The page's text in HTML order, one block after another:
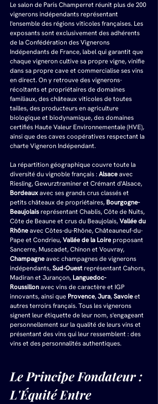
Le salon de Paris Champerret réunit plus de 200
vignerons indépendants représentant
l'ensemble des régions viticoles françaises. Les
exposants sont exclusivement des adhérents
de la Confédération des Vignerons
Indépendants de France, label qui garantit que
chaque vigneron cultive sa propre vigne, vinifie
dans sa propre cave et commercialise ses vins
en direct. On y retrouve des vignerons-
récoltants et propriétaires de domaines
familiaux, des châteaux viticoles de toutes
tailles, des producteurs en agriculture
biologique et biodynamique, des domaines
certifiés Haute Valeur Environnementale (HVE),
ainsi que des caves coopératives respectant la
charte Vigneron Indépendant.
La répartition géographique couvre toute la
diversité du vignoble français : Alsace avec
Riesling, Gewurztraminer et Crémant d'Alsace,
Bordeaux avec ses grands crus classés et
petits châteaux de propriétaires, Bourgogne-
Beaujolais représentant Chablis, Côte de Nuits,
Côte de Beaune et crus du Beaujolais, Vallée du
Rhône avec Côtes-du-Rhône, Châteauneuf-du-
Pape et Condrieu, Vallée de la Loire proposant
Sancerre, Muscadet, Chinon et Vouvray,
Champagne avec champagnes de vignerons
indépendants, Sud-Ouest représentant Cahors,
Madiran et Jurançon, Languedoc-
Roussillon avec vins de caractère et IGP
innovants, ainsi que Provence, Jura, Savoie et
autres terroirs français. Tous les vignerons
signent leur étiquette de leur nom, s'engageant
personnellement sur la qualité de leurs vins et
présentant des vins qui leur ressemblent : des
vins et des personnalités authentiques.
Le Principe Fondateur :
L'Équité Entre